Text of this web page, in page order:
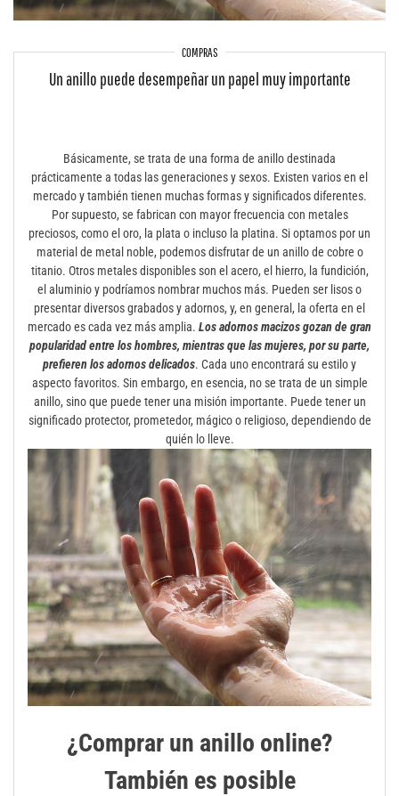
COMPRAS
Un anillo puede desempeñar un papel muy importante
Básicamente, se trata de una forma de anillo destinada
prácticamente a todas las generaciones y sexos. Existen varios en el
mercado y también tienen muchas formas y significados diferentes.
Por supuesto, se fabrican con mayor frecuencia con metales
preciosos, como el oro, la plata o incluso la platina. Si optamos por un
material de metal noble, podemos disfrutar de un anillo de cobre o
titanio. Otros metales disponibles son el acero, el hierro, la fundición,
el aluminio y podríamos nombrar muchos más. Pueden ser lisos o
presentar diversos grabados y adornos, y, en general, la oferta en el
mercado es cada vez más amplia. Los adornos macizos gozan de gran
popularidad entre los hombres, mientras que las mujeres, por su parte,
prefieren los adornos delicados. Cada uno encontrará su estilo y
aspecto favoritos. Sin embargo, en esencia, no se trata de un simple
anillo, sino que puede tener una misión importante. Puede tener un
significado protector, prometedor, mágico o religioso, dependiendo de
quién lo lleve.
¿Comprar un anillo online?
También es posible